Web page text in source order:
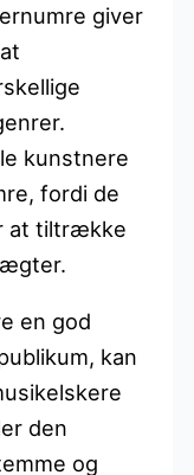
giver
kunstnere
fordi de
at tiltrække
en god
kan
den
og